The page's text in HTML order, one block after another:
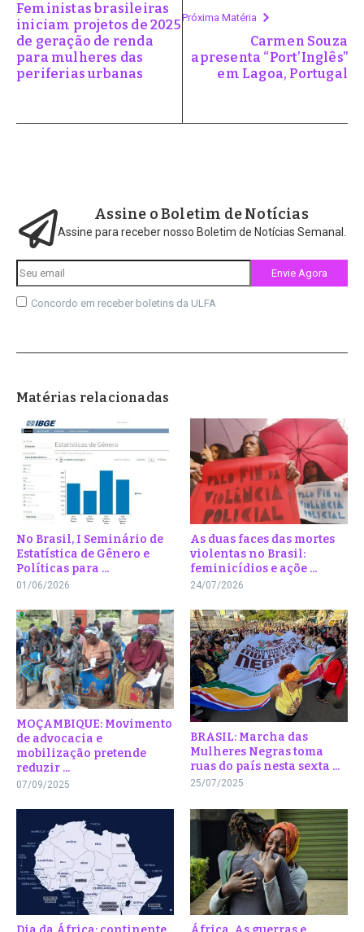
Feministas brasileiras
iniciam projetos de 2025
de geração de renda
para mulheres das
periferias urbanas
Próxima Matéria
Carmen Souza
apresenta “Port’Inglês”
em Lagoa, Portugal
Assine o Boletim de Notícias
Assine para receber nosso Boletim de Notícias Semanal.
Concordo em receber boletins da ULFA
Matérias relacionadas
No Brasil, I Seminário de
Estatística de Gênero e
Políticas para ...
01/06/2026
As duas faces das mortes
violentas no Brasil:
feminicídios e açõe ...
24/07/2026
MOÇAMBIQUE: Movimento
de advocacia e
mobilização pretende
reduzir ...
07/09/2025
BRASIL: Marcha das
Mulheres Negras toma
ruas do país nesta sexta ...
25/07/2025